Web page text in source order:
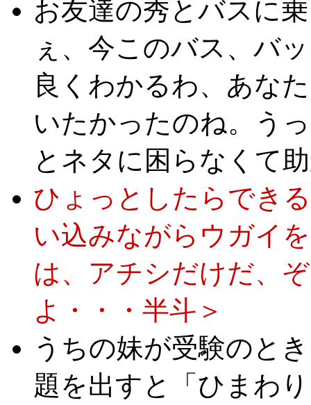
お友達の秀とバスに
ぇ、今このバス、バ
良くわかるわ、あな
いたかったのね。う
とネタに困らなくて
ひょっとしたらでき
い込みながらウガイ
は、アチシだけだ、
よ・・・半斗＞
うちの妹が受験のと
題を出すと「ひまわ